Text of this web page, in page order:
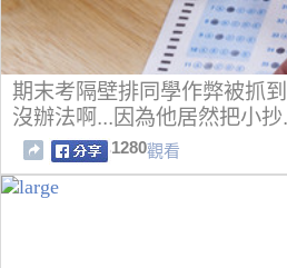
期末考隔壁排同學作弊被抓
沒辦法啊...因為他居然把小抄
1280觀看